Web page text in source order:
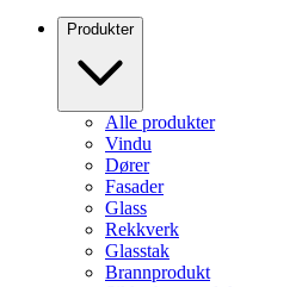
Produkter
Alle produkter
Vindu
Dører
Fasader
Glass
Rekkverk
Glasstak
Brannprodukt